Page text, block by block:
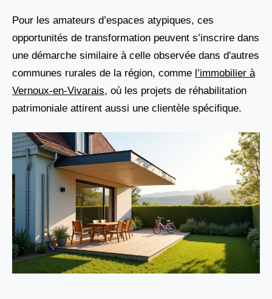
Pour les amateurs d’espaces atypiques, ces
opportunités de transformation peuvent s’inscrire dans
une démarche similaire à celle observée dans d'autres
communes rurales de la région, comme l’immobilier à
Vernoux-en-Vivarais, où les projets de réhabilitation
patrimoniale attirent aussi une clientèle spécifique.